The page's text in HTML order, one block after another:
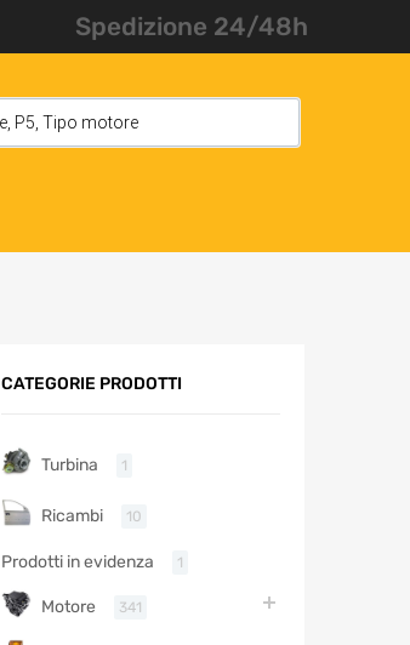
Spedizione 24/48h
CATEGORIE PRODOTTI
Turbina 1
Ricambi 10
Prodotti in evidenza 1
Motore 341